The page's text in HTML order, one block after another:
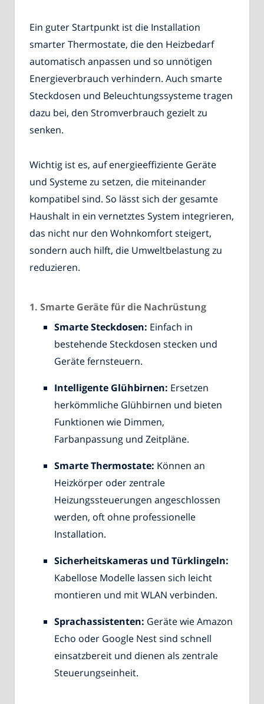
Ein guter Startpunkt ist die Installation
smarter Thermostate, die den Heizbedarf
automatisch anpassen und so unnötigen
Energieverbrauch verhindern. Auch smarte
Steckdosen und Beleuchtungssysteme tragen
dazu bei, den Stromverbrauch gezielt zu
senken.
Wichtig ist es, auf energieeffiziente Geräte
und Systeme zu setzen, die miteinander
kompatibel sind. So lässt sich der gesamte
Haushalt in ein vernetztes System integrieren,
das nicht nur den Wohnkomfort steigert,
sondern auch hilft, die Umweltbelastung zu
reduzieren.
1. Smarte Geräte für die Nachrüstung
Smarte Steckdosen: Einfach in
bestehende Steckdosen stecken und
Geräte fernsteuern.
Intelligente Glühbirnen: Ersetzen
herkömmliche Glühbirnen und bieten
Funktionen wie Dimmen,
Farbanpassung und Zeitpläne.
Smarte Thermostate: Können an
Heizkörper oder zentrale
Heizungssteuerungen angeschlossen
werden, oft ohne professionelle
Installation.
Sicherheitskameras und Türklingeln:
Kabellose Modelle lassen sich leicht
montieren und mit WLAN verbinden.
Sprachassistenten: Geräte wie Amazon
Echo oder Google Nest sind schnell
einsatzbereit und dienen als zentrale
Steuerungseinheit.